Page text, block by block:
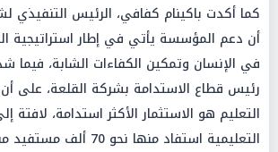
كما أكدت باكينام كفافي، الرئيس التنفيذي
أن دعم المؤسسة يأتي في إطار استراتيجية
في الإنسان وتمكين الكفاءات الشابة، فيما
رئيس قطاع الاستدامة بشركة القلعة، على
التعليم هو الاستثمار الأكثر استدامة، لافتة
التعليمية استفاد منها نحو 70 ألف مستفيد مباشر.